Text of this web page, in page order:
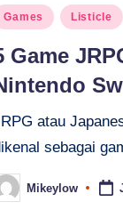
Games Listicle
Game
atau
sebagai
Mikeylow